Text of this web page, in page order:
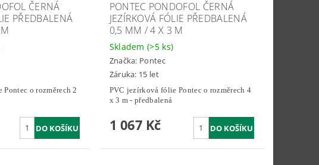
ČERNÁ
PŘEDBALENÁ
o rozměrech 2
PONTEC PONDOFOL ČERNÁ
JEZÍRKOVÁ FÓLIE PŘEDBALENÁ
0,5 MM / 4 X 3 M
Skladem(>5 ks)
Značka: Pontec
Záruka: 15 let
PVC jezírková fólie Pontec o rozměrech 4
x 3 m - předbalená
1 067 Kč